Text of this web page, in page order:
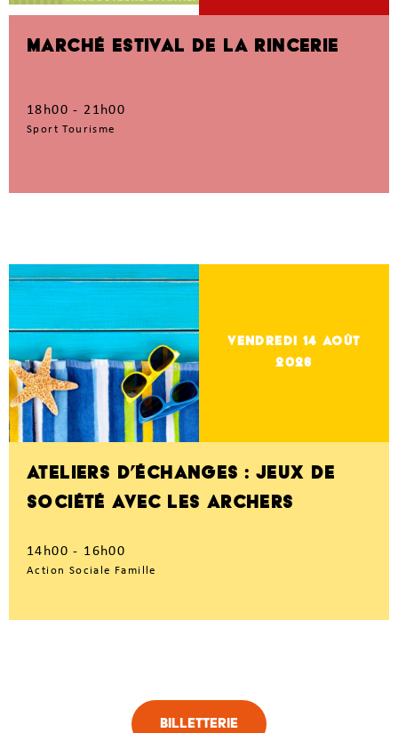
MARCHÉ ESTIVAL DE LA RINCERIE
18h00 - 21h00
Sport Tourisme
vendredi 14Août
2026
ATELIERS D’ÉCHANGES : JEUX DE
SOCIÉTÉ AVEC LES ARCHERS
14h00 - 16h00
Action Sociale Famille
Billetterie